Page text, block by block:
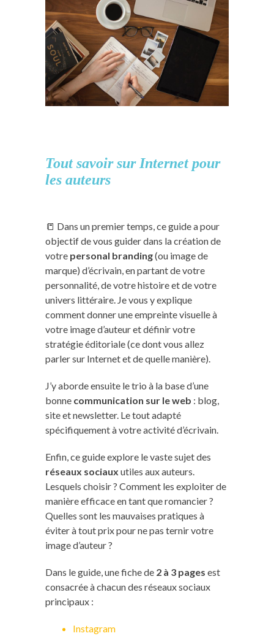
Tout savoir sur Internet pour
les auteurs
📒 Dans un premier temps, ce guide a pour
objectif de vous guider dans la création de
votre personal branding(ou image de
marque) d’écrivain, en partant de votre
personnalité, de votre histoire et de votre
univers littéraire. Je vous y explique
comment donner une empreinte visuelle à
votre image d’auteur et définir votre
stratégie éditoriale (ce dont vous allez
parler sur Internet et de quelle manière).
J’y aborde ensuite le trio à la base d’une
bonne communication sur le web : blog,
site et newsletter. Le tout adapté
spécifiquement à votre activité d’écrivain.
Enfin, ce guide explore le vaste sujet des
réseaux sociaux utiles aux auteurs.
Lesquels choisir ? Comment les exploiter de
manière efficace en tant que romancier ?
Quelles sont les mauvaises pratiques à
éviter à tout prix pour ne pas ternir votre
image d’auteur ?
Dans le guide, une fiche de 2 à 3 pages est
consacrée à chacun des réseaux sociaux
principaux :
Instagram